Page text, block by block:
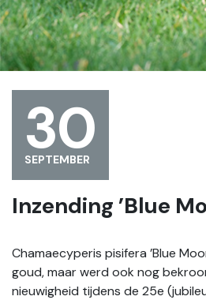
30
SEPTEMBER
Inzending ’Blue
Chamaecyperis pisifera ’Blue
goud, maar werd ook nog
nieuwigheid tijdens de 25e